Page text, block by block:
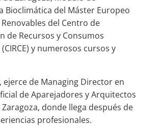
Bioclimática del Máster Europeo
del Centro de
de Recursos y Consumos
y numerosos cursos y
ejerce de Managing Director en
de Aparejadores y Arquitectos
donde llega después de
profesionales.